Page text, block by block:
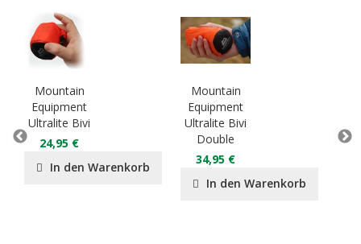
Mountain
Equipment
Ultralite Bivi
24,95 €
In den Warenkorb
Mountain
Equipment
Ultralite Bivi
Double
34,95 €
In den Warenkorb